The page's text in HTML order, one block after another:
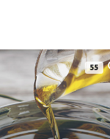
55